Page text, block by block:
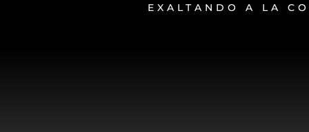
EXALTANDO A LA